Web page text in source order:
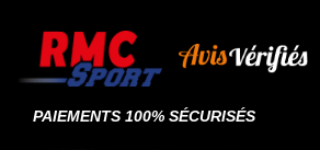
PAIEMENTS 100% SÉCURISÉS